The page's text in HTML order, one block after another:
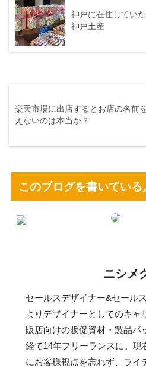
神戸に在住してい
神戸土産
楽天市場に出店するとお店の名前
えないのは本当か？
このブログを書いている
ニシメ
セールスデザイナー&セール
よりデザイナーとしてのキャ
販店向けの販促資材・製品パ
経て14年フリーランスに。現
にお客様視点を忘れず、ライ